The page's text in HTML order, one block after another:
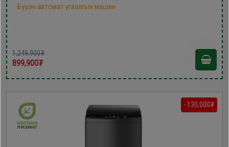
Бүрэн автомат угаалгын машин
1,249,900₮
899,900₮
- 130,000₮